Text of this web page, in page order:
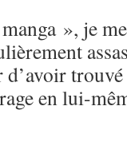
», je
d’avoir
en lui-